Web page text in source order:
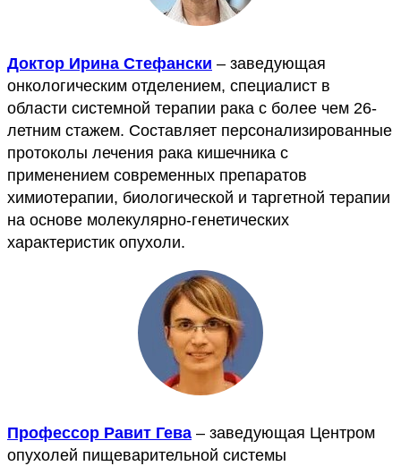
Доктор Ирина Стефански – заведующая
онкологическим отделением, специалист в
области системной терапии рака с более чем 26-
летним стажем. Составляет персонализированные
протоколы лечения рака кишечника с
применением современных препаратов
химиотерапии, биологической и таргетной терапии
на основе молекулярно-генетических
характеристик опухоли.
Профессор Равит Гева – заведующая Центром
опухолей пищеварительной системы